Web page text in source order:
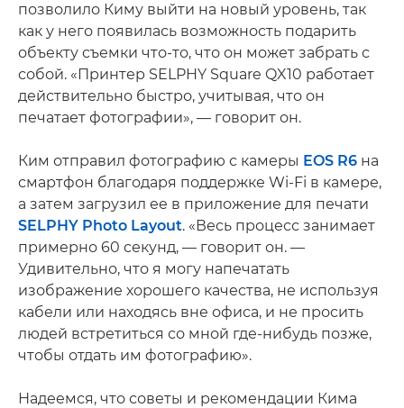
позволило Киму выйти на новый уровень, так
как у него появилась возможность подарить
объекту съемки что-то, что он может забрать с
собой. «Принтер SELPHY Square QX10 работает
действительно быстро, учитывая, что он
печатает фотографии», — говорит он.
Ким отправил фотографию с камеры EOS R6 на
смартфон благодаря поддержке Wi-Fi в камере,
а затем загрузил ее в приложение для печати
SELPHY Photo Layout. «Весь процесс занимает
примерно 60 секунд, — говорит он. —
Удивительно, что я могу напечатать
изображение хорошего качества, не используя
кабели или находясь вне офиса, и не просить
людей встретиться со мной где-нибудь позже,
чтобы отдать им фотографию».
Надеемся, что советы и рекомендации Кима